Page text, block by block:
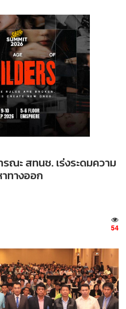
รณะ สทนช. เร่งระดมความ
ทางออก
54